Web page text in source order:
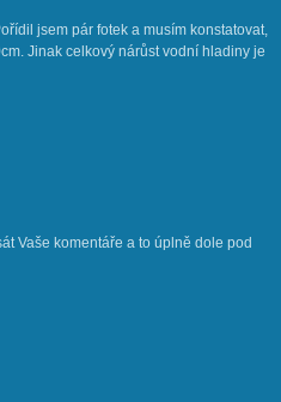
jsem pár fotek a musím konstatovat,
Jinak celkový nárůst vodní hladiny je
Vaše komentáře a to úplně dole pod